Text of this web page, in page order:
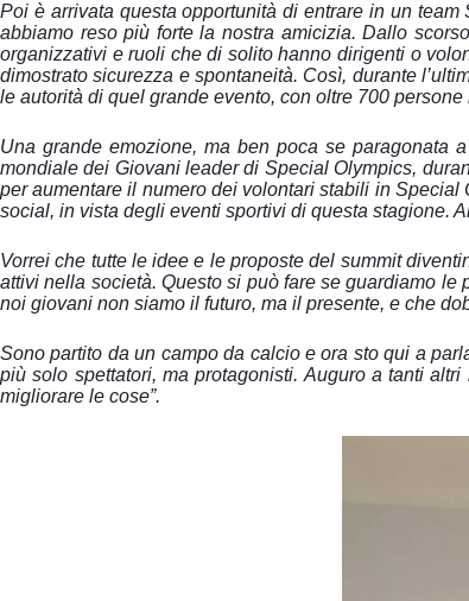
Poi è arrivata questa opportunità di entrare in un
abbiamo reso più forte la nostra amicizia. Dallo
organizzativi e ruoli che di solito hanno dirigenti o
dimostrato sicurezza e spontaneità. Così, durante
le autorità di quel grande evento, con oltre 700 persone
Una grande emozione, ma ben poca se paragonata
mondiale dei Giovani leader di Special Olympics,
per aumentare il numero dei volontari stabili in
social, in vista degli eventi sportivi di questa stagione.
Vorrei che tutte le idee e le proposte del summit
attivi nella società. Questo si può fare se guardiamo
noi giovani non siamo il futuro, ma il presente, e che
Sono partito da un campo da calcio e ora sto qui a
più solo spettatori, ma protagonisti. Auguro a tanti
migliorare le cose”.